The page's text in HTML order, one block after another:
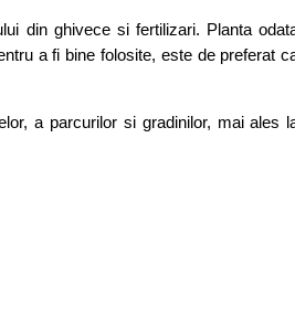
din ghivece si fertilizari. Planta
a fi bine folosite, este de preferat
a parcurilor si gradinilor, mai ales